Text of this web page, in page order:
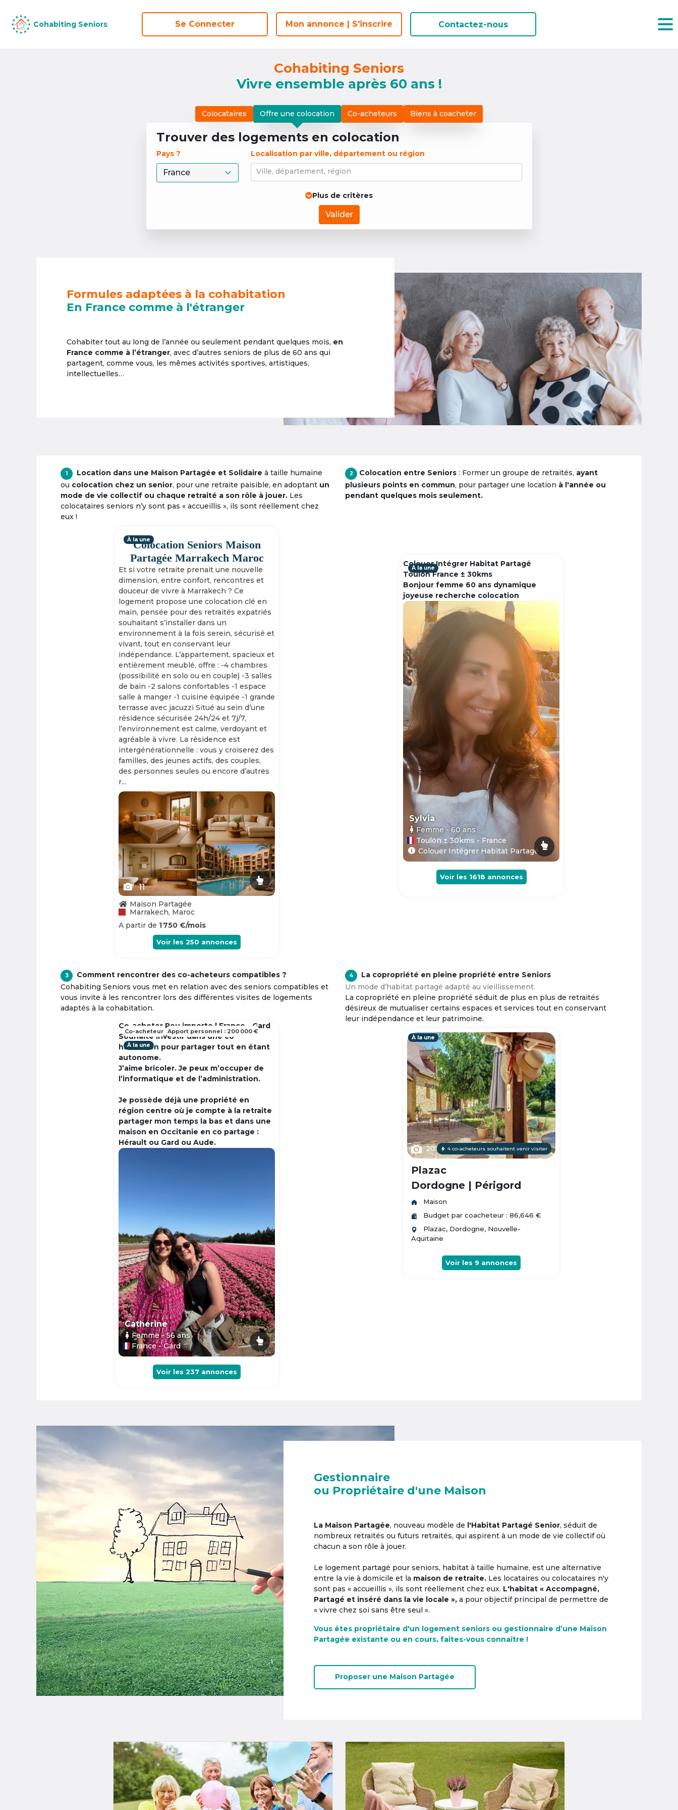
Cohabiting Seniors Se Connecter Mon annonce | S'inscrire Contactez-nous
Cohabiting Seniors
Vivre ensemble après 60 ans !
Colocataires Offre une colocation Co-acheteurs Biens à coacheter
Trouver des logements en colocation
Pays ?
Localisation par ville, département ou région
Ville, département, région
Plus de critères
Valider
Formules adaptées à la cohabitation
En France comme à l'étranger
Cohabiter tout au long de l’année ou seulement pendant quelques mois, en
France comme à l’étranger, avec d’autres seniors de plus de 60 ans qui
partagent, comme vous, les mêmes activités sportives, artistiques,
intellectuelles…
1 Location dans une Maison Partagée et Solidaire à taille humaine
ou colocation chez un senior, pour une retraite paisible, en adoptant un
mode de vie collectif ou chaque retraité a son rôle à jouer. Les
colocataires seniors n’y sont pas « accueillis », ils sont réellement chez
eux !
Colocation Seniors Maison
Partagée Marrakech Maroc
Et si votre retraite prenait une nouvelle
dimension, entre confort, rencontres et
douceur de vivre à Marrakech ? Ce
logement propose une colocation clé en
main, pensée pour des retraités expatriés
souhaitant s’installer dans un
environnement à la fois serein, sécurisé et
vivant, tout en conservant leur
indépendance. L’appartement, spacieux et
entièrement meublé, offre : -4 chambres
(possibilité en solo ou en couple) -3 salles
de bain -2 salons confortables -1 espace
salle à manger -1 cuisine équipée -1 grande
terrasse avec jacuzzi Situé au sein d’une
résidence sécurisée 24h/24 et 7j/7,
l’environnement est calme, verdoyant et
agréable à vivre. La résidence est
intergénérationnelle : vous y croiserez des
familles, des jeunes actifs, des couples,
des personnes seules ou encore d’autres
r...
À la une
Slide 1 of 11
11
Maison Partagée
Marrakech, Maroc
A partir de 1 750 €/mois
Voir les 250 annonces
2 Colocation entre Seniors : Former un groupe de retraités, ayant
plusieurs points en commun, pour partager une location à l'année ou
pendant quelques mois seulement.
Colouer Intégrer Habitat Partagé
Toulon France ± 30kms
Bonjour femme 60 ans dynamique
joyeuse recherche colocation
À la une
Sylvia
Femme - 60ans
Toulon ± 30kms - France
Colouer Intégrer Habitat Partagé
Voir les 1618 annonces
3
Comment rencontrer des co-acheteurs compatibles ?
Cohabiting Seniors vous met en relation avec des seniors compatibles et
vous invite à les rencontrer lors des différentes visites de logements
adaptés à la cohabitation.
Co-acheter Peu importe | France - Gard
Souhaite investir dans une co
habitation pour partager tout en étant
autonome.
J’aime bricoler. Je peux m’occuper de
l’informatique et de l’administration.
Je possède déjà une propriété en
région centre où je compte à la retraite
partager mon temps la bas et dans une
maison en Occitanie en co partage :
Hérault ou Gard ou Aude.
À la une
Catherine
Femme- 56ans
France - Gard
Co-acheteur Apport personnel : 200 000 €
Voir les 237 annonces
4
La copropriété en pleine propriété entre Seniors
Un mode d’habitat partagé adapté au vieillissement.
La copropriété en pleine propriété séduit de plus en plus de retraités
désireux de mutualiser certains espaces et services tout en conservant
leur indépendance et leur patrimoine.
À la une
20 4 co-acheteurs souhaitent venir visiter
Plazac
Dordogne | Périgord
Maison
Budget par coacheteur : 86,646 €
Plazac, Dordogne, Nouvelle-
Aquitaine
Voir les 9 annonces
Gestionnaire
ou Propriétaire d'une Maison
La Maison Partagée, nouveau modèle de l'Habitat Partagé Senior, séduit de
nombreux retraités ou futurs retraités, qui aspirent à un mode de vie collectif où
chacun a son rôle à jouer.
Le logement partagé pour seniors, habitat à taille humaine, est une alternative
entre la vie à domicile et la maison de retraite. Les locataires ou colocataires n'y
sont pas « accueillis », ils sont réellement chez eux. L'habitat « Accompagné,
Partagé et inséré dans la vie locale », a pour objectif principal de permettre de
« vivre chez soi sans être seul ».
Vous êtes propriétaire d'un logement seniors ou gestionnaire d’une Maison
Partagée existante ou en cours, faites-vous connaître !
Proposer une Maison Partagée